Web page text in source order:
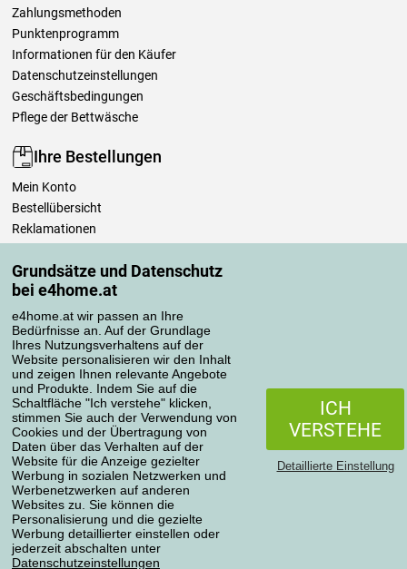
Grundsätze und Datenschutz
bei e4home.at
e4home.at wir passen an Ihre
Bedürfnisse an. Auf der Grundlage
Ihres Nutzungsverhaltens auf der
Website personalisieren wir den Inhalt
und zeigen Ihnen relevante Angebote
und Produkte. Indem Sie auf die
Schaltfläche "Ich verstehe" klicken,
stimmen Sie auch der Verwendung von
Cookies und der Übertragung von
Daten über das Verhalten auf der
Website für die Anzeige gezielter
Werbung in sozialen Netzwerken und
Werbenetzwerken auf anderen
Websites zu. Sie können die
Personalisierung und die gezielte
Werbung detaillierter einstellen oder
jederzeit abschalten unter
Datenschutzeinstellungen
ICH
VERSTEHE
Detaillierte Einstellung
Zahlungsmethoden
Punktenprogramm
Informationen für den Käufer
Datenschutzeinstellungen
Geschäftsbedingungen
Pflege der Bettwäsche
Ihre Bestellungen
Mein Konto
Bestellübersicht
Reklamationen
Einfach mehr wissen
Richtlinien zur Verarbeitung von Bewertungen
Transportarten
Zahlungsmethoden
Datenschutzerklärung